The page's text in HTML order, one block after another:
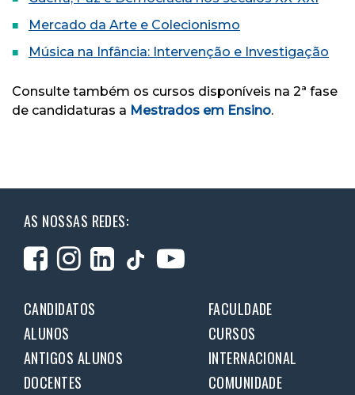
Mercado da Arte e Colecionismo
Música na Infância: Intervenção e Investigação
Consulte também os cursos disponíveis na 2ª fase
de candidaturas a Mestrados em Ensino.
AS NOSSAS REDES:
CANDIDATOS
FACULDADE
ALUNOS
CURSOS
ANTIGOS ALUNOS
INTERNACIONAL
DOCENTES
COMUNIDADE